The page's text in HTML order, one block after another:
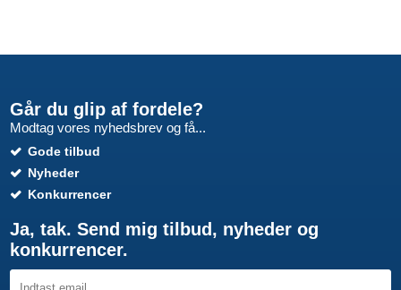
Går du glip af fordele?
Modtag vores nyhedsbrev og få...
Gode tilbud
Nyheder
Konkurrencer
Ja, tak. Send mig tilbud, nyheder og
konkurrencer.